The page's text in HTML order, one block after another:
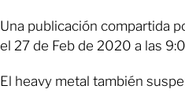
Una publicación compartida
el 27 de Feb de 2020 a las
El heavy metal también